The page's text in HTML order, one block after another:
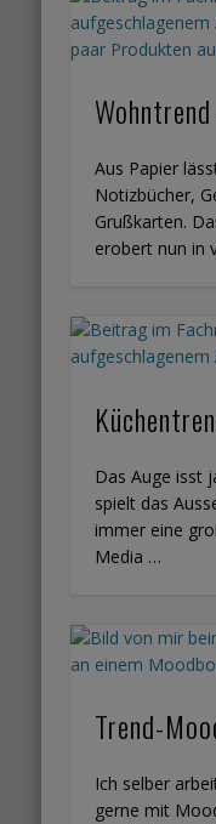
Aus Papier
Notizbücher,
Grußkarten.
erobert nun in
Das Auge isst
spielt das
immer eine
Media …
Trend-
Ich selber
gerne mit